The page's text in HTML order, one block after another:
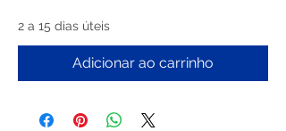
2 a 15 dias úteis
Adicionar ao carrinho